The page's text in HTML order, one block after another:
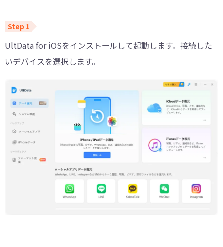
UltData for iOSをインストールして起動します。接続した
いデバイスを選択します。